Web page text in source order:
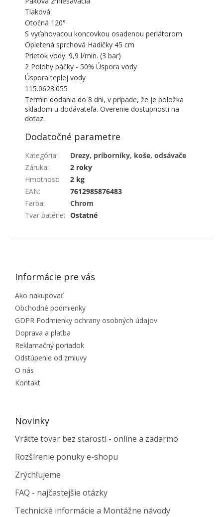
Tlaková
Otočná 120°
S vyťahovacou koncovkou osadenou perlátorom
Opletená sprchová Hadičky 45 cm
Prietok vody: 9,9 l/min. (3 bar)
2 Polohy páčky - 50% Úspora vody
Úspora teplej vody
115.0623.055
Termín dodania do 8 dní, v prípade, že je položka
skladom u dodávateľa. Overenie dostupnosti na
dotaz.
Dodatočné parametre
Kategória:
Drezy, príborníky, koše, odsávače
Záruka:
2 roky
Hmotnosť:
2 kg
EAN:
7612985876483
Farba:
Chrom
Tvar batérie: Ostatné
ZÁPÄTIE
Informácie pre vás
Ako nakupovať
Obchodné podmienky
GDPR Podmienky ochrany osobných údajov
Doprava a platba
Reklamačný poriadok
Odstúpenie od zmluvy
O nás
Kontakt
Novinky
Vráťte tovar bez starostí - online a zadarmo
Rozšírenie ponuky e-shopu
Zrýchľujeme
FAQ - najčastejšie otázky
Technické informácie a Montážne návody